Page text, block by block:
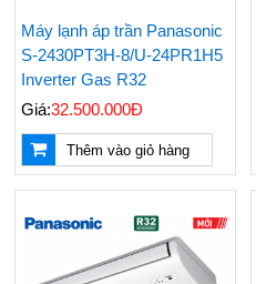
Máy lạnh áp trần Panasonic
S-2430PT3H-8/U-24PR1H5
Inverter Gas R32
Giá:32.500.000Đ
Thêm vào giỏ hàng